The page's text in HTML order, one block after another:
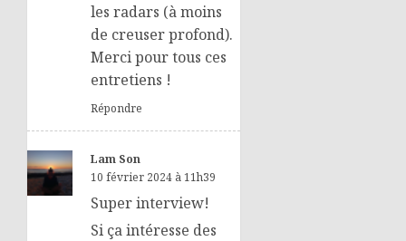
les radars (à moins
de creuser profond).
Merci pour tous ces
entretiens !
Répondre
Lam Son
10 février 2024 à 11h39
Super interview!
Si ça intéresse des